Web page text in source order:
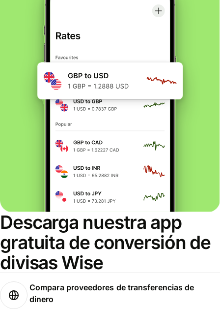
Descarga nuestra app
gratuita de conversión de
divisas Wise
Compara proveedores de transferencias de
dinero